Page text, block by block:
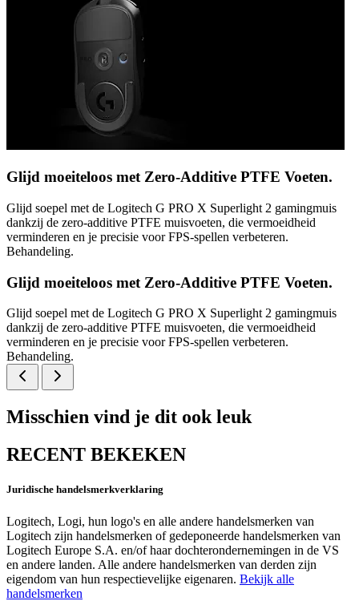
Glijd moeiteloos met Zero-Additive PTFE Voeten.
Glijd soepel met de Logitech G PRO X Superlight 2 gamingmuis
dankzij de zero-additive PTFE muisvoeten, die vermoeidheid
verminderen en je precisie voor FPS-spellen verbeteren.
Behandeling.
Glijd moeiteloos met Zero-Additive PTFE Voeten.
Glijd soepel met de Logitech G PRO X Superlight 2 gamingmuis
dankzij de zero-additive PTFE muisvoeten, die vermoeidheid
verminderen en je precisie voor FPS-spellen verbeteren.
Behandeling.
Misschien vind je dit ook leuk
RECENT BEKEKEN
Juridische handelsmerkverklaring
Logitech, Logi, hun logo's en alle andere handelsmerken van
Logitech zijn handelsmerken of gedeponeerde handelsmerken van
Logitech Europe S.A. en/of haar dochterondernemingen in de VS
en andere landen. Alle andere handelsmerken van derden zijn
eigendom van hun respectievelijke eigenaren. Bekijk alle
handelsmerken